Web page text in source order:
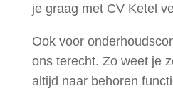
je graag met CV Ketel
Ook voor
ons terecht. Zo weet je
altijd naar behoren